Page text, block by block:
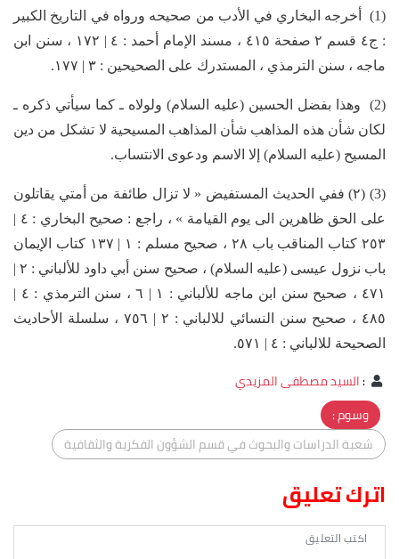
(1) أخرجه البخاري في الأدب من صحيحه ورواه في التاريخ الكبير
: ج٤ قسم ٢ صفحة ٤١٥ ، مسند الإمام أحمد : ٤ | ١٧٢ ، سنن ابن
ماجه ، سنن الترمذي ، المستدرك على الصحيحين : ٣ | ١٧٧.
(2) وهذا بفضل الحسين (عليه السلام) ولولاه ـ كما سيأتي ذكره ـ
لكان شأن هذه المذاهب شأن المذاهب المسيحية لا تشكل من دين
المسيح (عليه السلام) إلا الاسم ودعوى الانتساب.
(3) (٢) ففي الحديث المستفيض « لا تزال طائفة من أمتي يقاتلون
على الحق ظاهرين الى يوم القيامة » ، راجع : صحيح البخاري : ٤ |
٢٥٣ كتاب المناقب باب ٢٨ ، صحيح مسلم : ١ | ١٣٧ كتاب الإيمان
باب نزول عيسى (عليه السلام) ، صحيح سنن أبي داود للألباني : ٢ |
٤٧١ ، صحيح سنن ابن ماجه للألباني : ١ | ٦ ، سنن الترمذي : ٤ |
٤٨٥ ، صحيح سنن النسائي للالباني : ٢ | ٧٥٦ ، سلسلة الأحاديث
الصحيحة للالباني : ٤ | ٥٧١.
:السيد مصطفى المزيدي
وسوم :
شعبة الدراسات والبحوث في قسم الشؤون الفكرية والثقافية
اترك تعليق